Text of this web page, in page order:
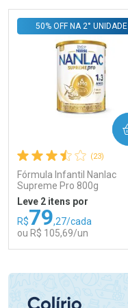
(23)
Fórmula Infantil Nanlac
Supreme Pro 800g
50% OFF NA 2° UNIDADE
Leve 2 itens por
R$79,27/cada
ou R$ 105,69/un
COMPRAR